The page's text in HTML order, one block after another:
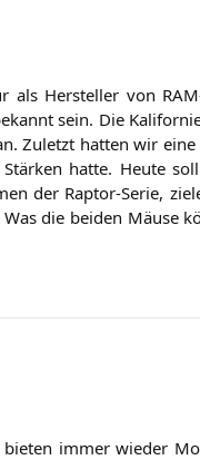
als Her­stel­ler von
sein. Die
Zuletzt hat­ten wir
hat­te. Heu­te
der Rap­tor-Serie,
die bei­den Mäu­se
bie­ten immer wie­der